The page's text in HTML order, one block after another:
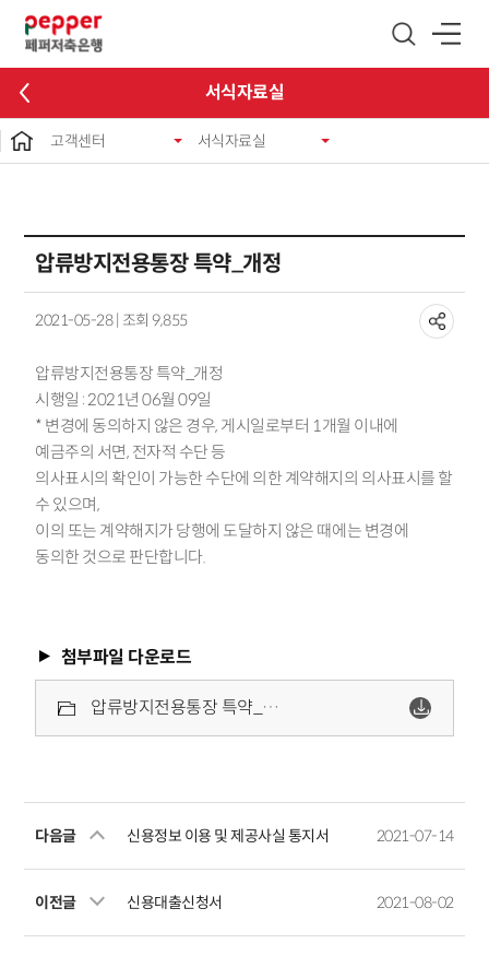
서식자료실
고객센터 서식자료실
압류방지전용통장 특약_개정
2021-05-28 | 조회 9,855
압류방지전용통장 특약_개정
시행일 : 2021년 06월 09일
* 변경에 동의하지 않은 경우, 게시일로부터 1개월 이내에
예금주의 서면, 전자적 수단 등
의사표시의 확인이 가능한 수단에 의한 계약해지의 의사표시를 할
수 있으며,
이의 또는 계약해지가 당행에 도달하지 않은 때에는 변경에
동의한 것으로 판단합니다.
첨부파일 다운로드
압류방지전용통장 특약_개정.pdf
다음글 신용정보 이용 및 제공사실 통지서 2021-07-14
이전글 신용대출신청서 2021-08-02